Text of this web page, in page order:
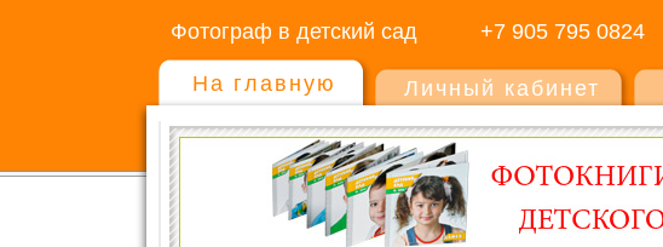
Фотограф в детский сад +7 905 795 0824
На главную Личный кабинет